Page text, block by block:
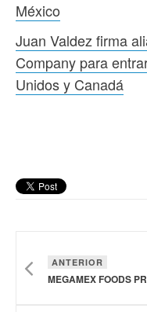
México
Juan Valdez firma
Company para
Unidos y Canadá
ANTERIOR